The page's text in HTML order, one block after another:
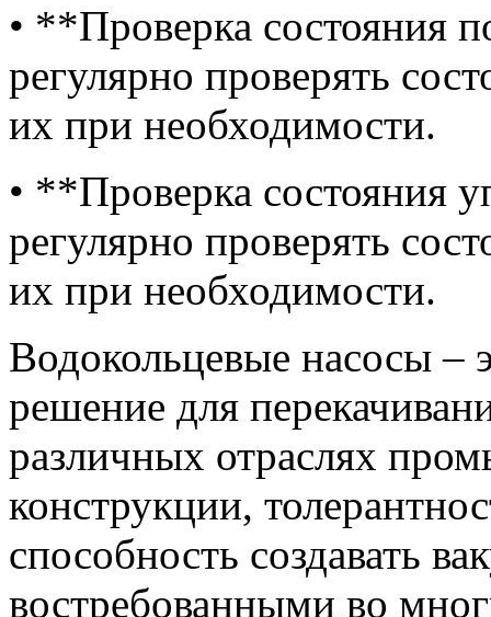
• **Проверка состояния
регулярно проверять
их при необходимости.
• **Проверка состояния
регулярно проверять
их при необходимости.
Водокольцевые насосы –
решение для
различных отраслях
конструкции,
способность создавать
востребованными во